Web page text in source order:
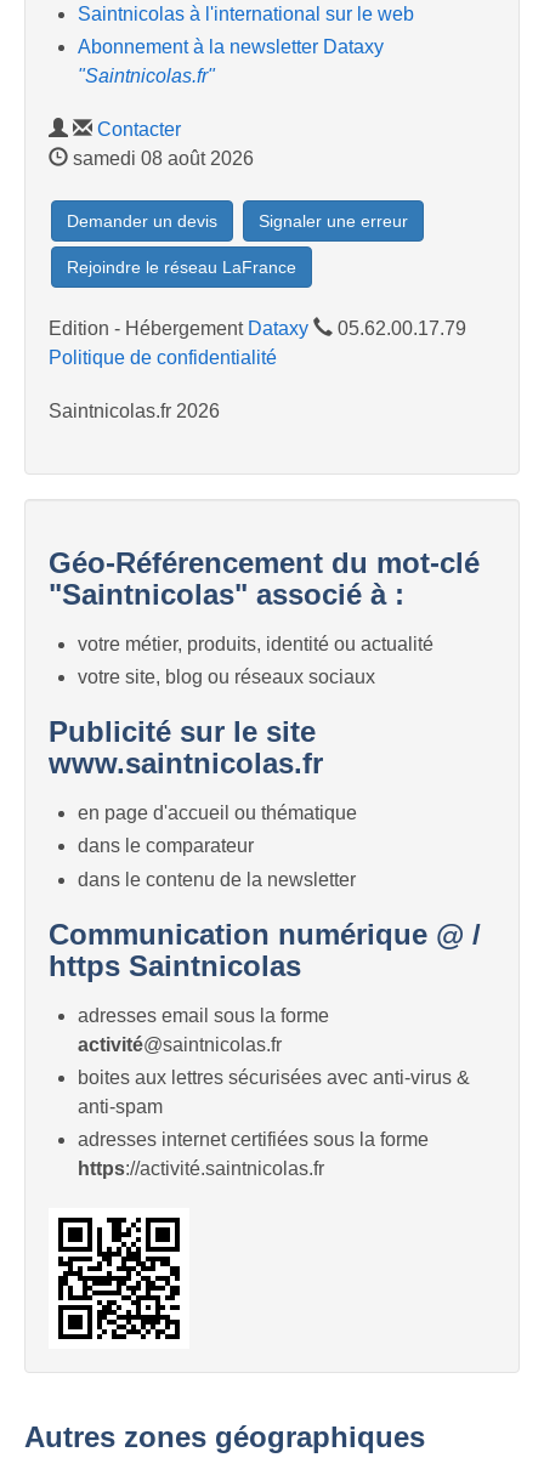
Saintnicolas à l'international sur le web
Abonnement à la newsletter Dataxy
"Saintnicolas.fr"
Contacter
samedi 08 août 2026
Demander un devis Signaler une erreur
Rejoindre le réseau LaFrance
Edition - Hébergement Dataxy
05.62.00.17.79
Politique de confidentialité
Saintnicolas.fr 2026
Géo-Référencement du mot-clé
"Saintnicolas" associé à :
votre métier, produits, identité ou actualité
votre site, blog ou réseaux sociaux
Publicité sur le site
www.saintnicolas.fr
en page d'accueil ou thématique
dans le comparateur
dans le contenu de la newsletter
Communication numérique @ /
https Saintnicolas
adresses email sous la forme
activité@saintnicolas.fr
boites aux lettres sécurisées avec anti-virus &
anti-spam
adresses internet certifiées sous la forme
https://activité.saintnicolas.fr
Autres zones géographiques